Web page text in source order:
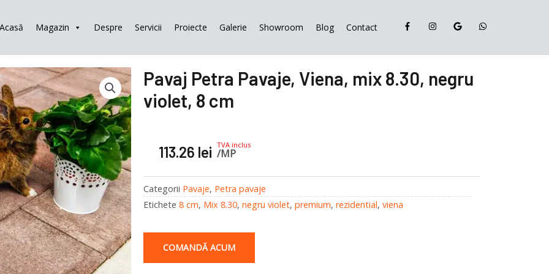
Acasă Magazin Despre Servicii Proiecte Galerie Showroom Blog Contact
Pavaj Petra Pavaje, Viena, mix 8.30, negru
violet, 8 cm
113.26 lei TVA inclus
/MP
Categorii Pavaje, Petra pavaje
Etichete 8 cm, Mix 8.30, negru violet, premium, rezidential, viena
COMANDĂ ACUM
mix
8.30,
negru